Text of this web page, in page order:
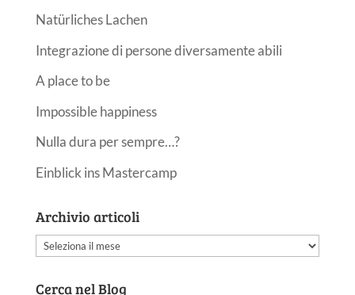
Natürliches Lachen
Integrazione di persone diversamente abili
A place to be
Impossible happiness
Nulla dura per sempre…?
Einblick ins Mastercamp
Archivio articoli
Archivio
Cerca nel Blog